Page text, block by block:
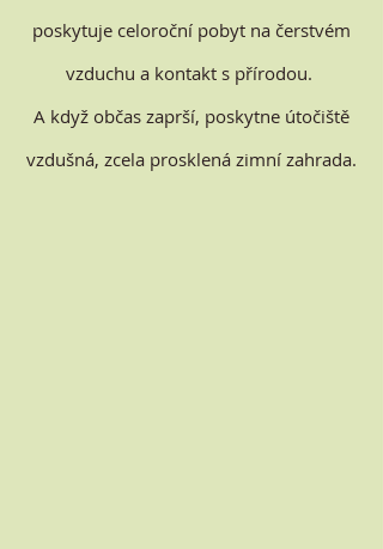
poskytuje celoroční pobyt na čerstvém
vzduchu a kontakt s přírodou.
A když občas zaprší, poskytne útočiště
vzdušná, zcela prosklená zimní zahrada.